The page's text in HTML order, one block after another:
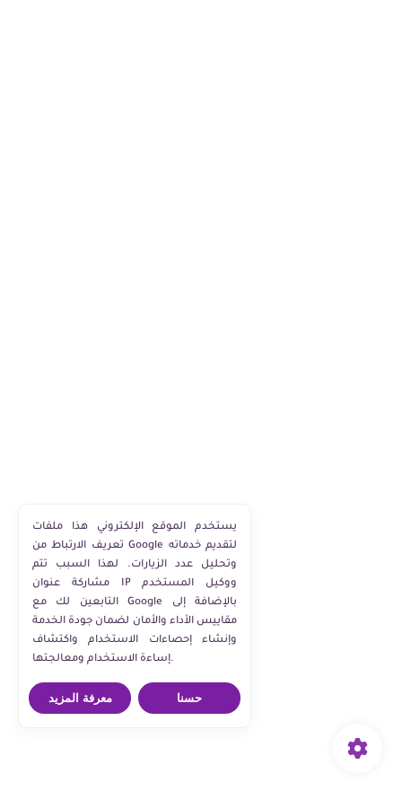
يستخدم الموقع الإلكتروني هذا ملفات
تعريف الارتباط من Google لتقديم خدماته
وتحليل عدد الزيارات. لهذا السبب تتم
مشاركة عنوان IP ووكيل المستخدم
التابعين لك مع Google بالإضافة إلى
مقاييس الأداء والأمان لضمان جودة الخدمة
وإنشاء إحصاءات الاستخدام واكتشاف
إساءة الاستخدام ومعالجتها.
معرفة المزيد حسنا